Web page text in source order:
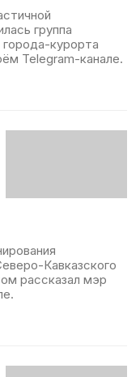
группа
курорта
Telegram-канале.
Кавказского
рассказал мэр